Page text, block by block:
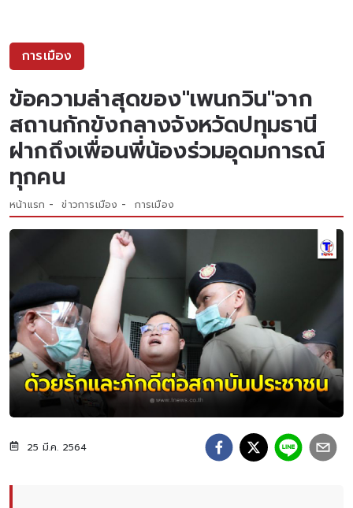
การเมือง
ข้อความล่าสุดของ"เพนกวิน"จาก
สถานกักขังกลางจังหวัดปทุมธานี
ฝากถึงเพื่อนพี่น้องร่วมอุดมการณ์
ทุกคน
หน้าแรก ข่าวการเมือง การเมือง
25 มี.ค. 2564